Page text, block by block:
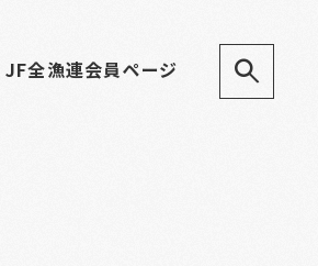
JF全漁連会員ページ